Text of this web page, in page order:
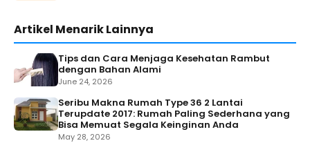
Artikel Menarik Lainnya
Tips dan Cara Menjaga Kesehatan Rambut
dengan Bahan Alami
June 24, 2026
Seribu Makna Rumah Type 36 2 Lantai
Terupdate 2017: Rumah Paling Sederhana yang
Bisa Memuat Segala Keinginan Anda
May 28, 2026